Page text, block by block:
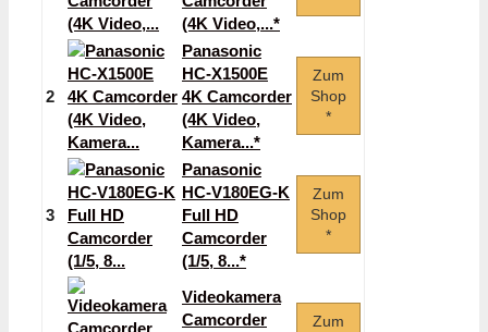
(4K Video,...*
2
Panasonic
HC-X1500E
4K Camcorder
(4K Video,
Kamera...*
Zum
Shop
*
3
Panasonic
HC-V180EG-K
Full HD
Camcorder
(1/5, 8...*
Zum
Shop
*
Videokamera
Camcorder
Zum